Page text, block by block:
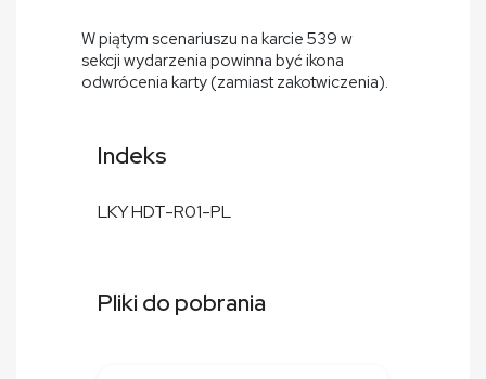
W piątym scenariuszu na karcie 539 w
sekcji wydarzenia powinna być ikona
odwrócenia karty (zamiast zakotwiczenia).
Indeks
LKY HDT-R01-PL
Pliki do pobrania